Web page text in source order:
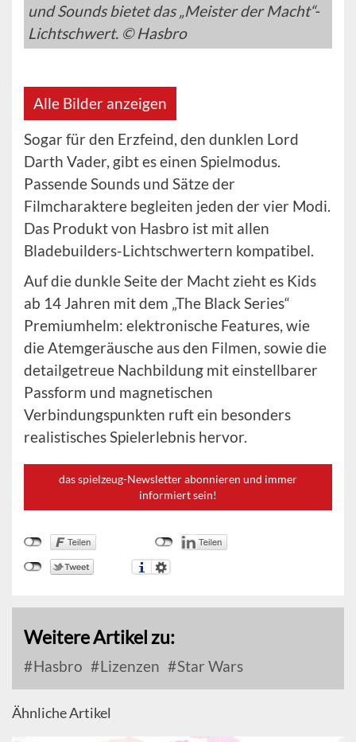
und Sounds bietet das „Meister der Macht“-
Lichtschwert. © Hasbro
Alle Bilder anzeigen
Sogar für den Erzfeind, den dunklen Lord
Darth Vader, gibt es einen Spielmodus.
Passende Sounds und Sätze der
Filmcharaktere begleiten jeden der vier Modi.
Das Produkt von Hasbro ist mit allen
Bladebuilders-Lichtschwertern kompatibel.
Auf die dunkle Seite der Macht zieht es Kids
ab 14 Jahren mit dem „The Black Series“
Premiumhelm: elektronische Features, wie
die Atemgeräusche aus den Filmen, sowie die
detailgetreue Nachbildung mit einstellbarer
Passform und magnetischen
Verbindungspunkten ruft ein besonders
realistisches Spielerlebnis hervor.
das spielzeug-Newsletter abonnieren und immer
informiert sein!
Weitere Artikel zu:
Hasbro Lizenzen Star Wars
Ähnliche Artikel